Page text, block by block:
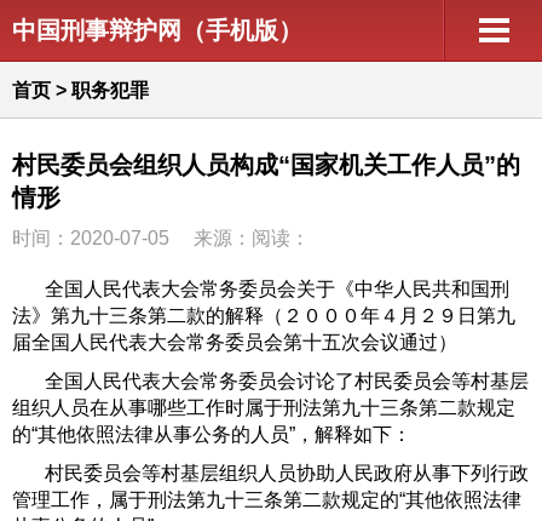
中国刑事辩护网（手机版）
首页 > 职务犯罪
村民委员会组织人员构成“国家机关工作人员”的
情形
时间：2020-07-05 来源：阅读：
全国人民代表大会常务委员会关于《中华人民共和国刑
法》第九十三条第二款的解释（２０００年４月２９日第九
届全国人民代表大会常务委员会第十五次会议通过）
全国人民代表大会常务委员会讨论了村民委员会等村基层
组织人员在从事哪些工作时属于刑法第九十三条第二款规定
的“其他依照法律从事公务的人员”，解释如下：
村民委员会等村基层组织人员协助人民政府从事下列行政
管理工作，属于刑法第九十三条第二款规定的“其他依照法律